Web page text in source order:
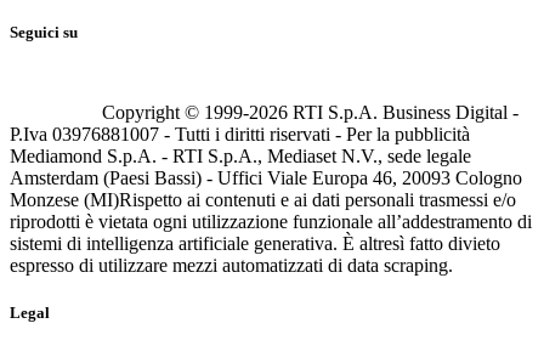
Seguici su
Copyright © 1999-2026 RTI S.p.A. Business Digital -
P.Iva 03976881007 - Tutti i diritti riservati - Per la pubblicità
Mediamond S.p.A. - RTI S.p.A., Mediaset N.V., sede legale
Amsterdam (Paesi Bassi) - Uffici Viale Europa 46, 20093 Cologno
Monzese (MI)Rispetto ai contenuti e ai dati personali trasmessi e/o
riprodotti è vietata ogni utilizzazione funzionale all’addestramento di
sistemi di intelligenza artificiale generativa. È altresì fatto divieto
espresso di utilizzare mezzi automatizzati di data scraping.
Legal